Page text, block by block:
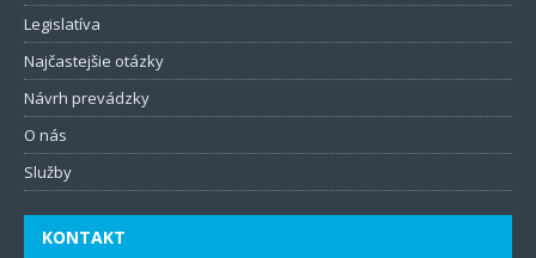
Legislatíva
Najčastejšie otázky
Návrh prevádzky
O nás
Služby
KONTAKT